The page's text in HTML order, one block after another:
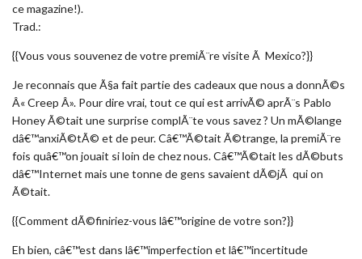
ce magazine!).
Trad.:
{{Vous vous souvenez de votre premiÃ¨re visite Ã Mexico?}}
Je reconnais que Ã§a fait partie des cadeaux que nous a donnÃ©s
Â« Creep Â». Pour dire vrai, tout ce qui est arrivÃ© aprÃ¨s Pablo
Honey Ã©tait une surprise complÃ¨te vous savez ? Un mÃ©lange
dâ€™anxiÃ©tÃ© et de peur. Câ€™Ã©tait Ã©trange, la premiÃ¨re
fois quâ€™on jouait si loin de chez nous. Câ€™Ã©tait les dÃ©buts
dâ€™Internet mais une tonne de gens savaient dÃ©jÃ qui on
Ã©tait.
{{Comment dÃ©finiriez-vous lâ€™origine de votre son?}}
Eh bien, câ€™est dans lâ€™imperfection et lâ€™incertitude